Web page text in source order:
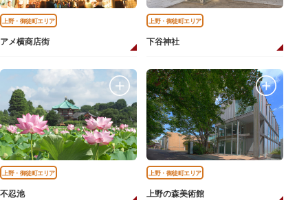
上野・御徒町エリア
アメ横商店街
上野・御徒町エリア
下谷神社
上野・御徒町エリア
不忍池
上野・御徒町エリア
上野の森美術館